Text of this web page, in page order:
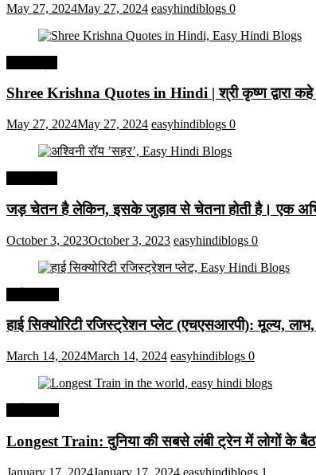
May 27, 2024May 27, 2024 easyhindiblogs 0
Shree Krishna Quotes in Hindi | श्री कृष्ण द्वारा कहे
May 27, 2024May 27, 2024 easyhindiblogs 0
जड़ चेतन है लेकिन, इसके जुड़ाव से चेतना होती है। एक
October 3, 2023October 3, 2023 easyhindiblogs 0
हाई सिक्योरिटी रजिस्ट्रेशन प्लेट (एचएसआरपी): मूल्य,
March 14, 2024March 14, 2024 easyhindiblogs 0
Longest Train: दुनिया की सबसे लंबी ट्रेन में लोगों के
January 17, 2024January 17, 2024 easyhindiblogs 1